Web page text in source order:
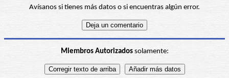
Avísanos si tienes más datos o si encuentras algún error.
Miembros Autorizadossolamente: